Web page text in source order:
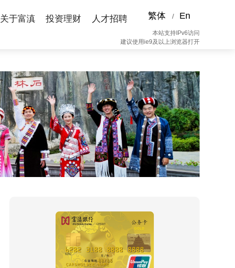
本站支持IPv6访问
建议使用ie9及以上浏览器打开
关于富滇 投资理财 人才招聘 繁体 / En